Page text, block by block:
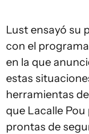
Lust ensayó su
con el programa
en la que
estas
herramientas
que Lacalle
prontas de